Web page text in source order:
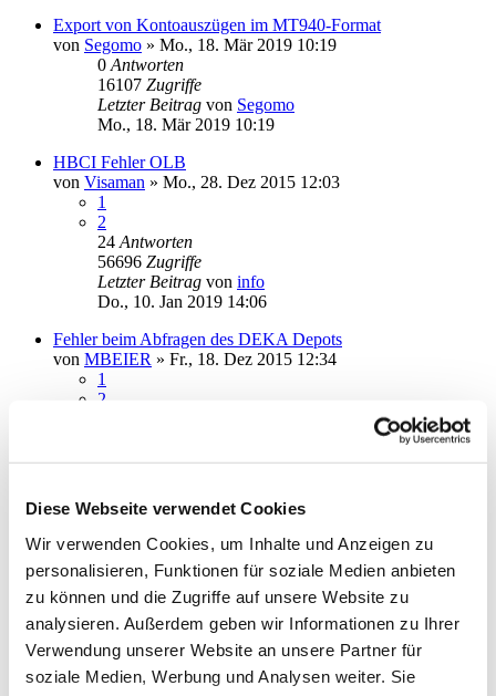
Diese Webseite verwendet Cookies
Wir verwenden Cookies, um Inhalte und Anzeigen zu
personalisieren, Funktionen für soziale Medien anbieten
zu können und die Zugriffe auf unsere Website zu
analysieren. Außerdem geben wir Informationen zu Ihrer
Verwendung unserer Website an unsere Partner für
soziale Medien, Werbung und Analysen weiter. Sie
Export von Kontoauszügen im MT940-Format
von Segomo » Mo., 18. Mär 2019 10:19
0 Antworten
16107 Zugriffe
Letzter Beitrag von Segomo
Mo., 18. Mär 2019 10:19
HBCI Fehler OLB
von Visaman » Mo., 28. Dez 2015 12:03
1
2
24 Antworten
56696 Zugriffe
Letzter Beitrag von info
Do., 10. Jan 2019 14:06
Fehler beim Abfragen des DEKA Depots
von MBEIER » Fr., 18. Dez 2015 12:34
1
2
73378Zugriffe
Mo., 07. Jan 2019 11:00
Keine Überweisung möglich Postbank code 9050
von usb_de»Di., 22. Nov 2016 09:33
6Antworten
27920Zugriffe
Letzter Beitrag
von
audiolet
Sa., 29. Dez 2018 22:13
Datenbank weitergeben